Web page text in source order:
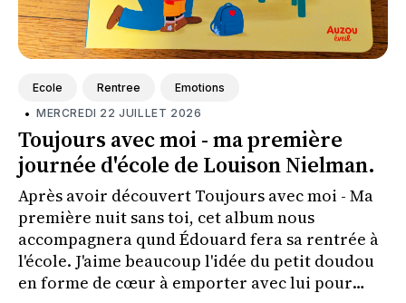
Ecole Rentree Emotions
• MERCREDI 22 JUILLET 2026
Toujours avec moi - ma première
journée d'école de Louison Nielman.
Après avoir découvert Toujours avec moi - Ma
première nuit sans toi, cet album nous
accompagnera qund Édouard fera sa rentrée à
l'école. J'aime beaucoup l'idée du petit doudou
en forme de cœur à emporter avec lui pour